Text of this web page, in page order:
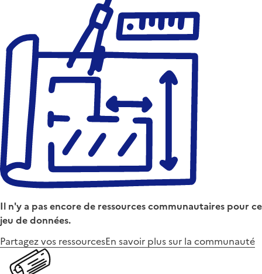
Il n'y a pas encore de ressources communautaires pour ce
jeu de données.
Partagez vos ressourcesEn savoir plus sur la communauté